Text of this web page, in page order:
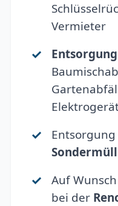
Vermieter
Entsorgung
Entsorgung
Sondermüll
Auf
bei der